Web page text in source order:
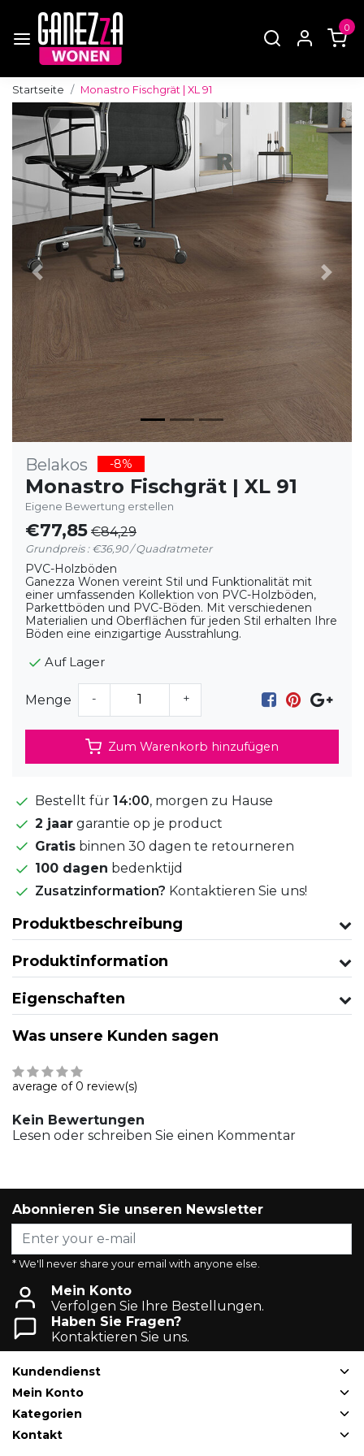
0
Startseite Monastro Fischgrät | XL 91
Zurück
Belakos -8%
Monastro Fischgrät | XL 91
Eigene Bewertung erstellen
€77,85 €84,29
Grundpreis : €36,90 / Quadratmeter
PVC-Holzböden
Ganezza Wonen vereint Stil und Funktionalität mit
einer umfassenden Kollektion von PVC-Holzböden,
Parkettböden und PVC-Böden. Mit verschiedenen
Materialien und Oberflächen für jeden Stil erhalten Ihre
Böden eine einzigartige Ausstrahlung.
Auf Lager
Menge - +
Zum Warenkorb hinzufügen
Bestellt für 14:00, morgen zu Hause
2 jaar garantie op je product
Gratis binnen 30 dagen te retourneren
100 dagen bedenktijd
Zusatzinformation? Kontaktieren Sie uns!
Produktbeschreibung
Produktinformation
Eigenschaften
Was unsere Kunden sagen
average of 0 review(s)
Kein Bewertungen
Lesen oder schreiben Sie einen Kommentar
Abonnieren Sie unseren Newsletter
* We'll never share your email with anyone else.
Mein Konto
Verfolgen Sie Ihre Bestellungen.
Haben Sie Fragen?
Kontaktieren Sie uns.
Kundendienst
Mein Konto
Kategorien
Kontakt